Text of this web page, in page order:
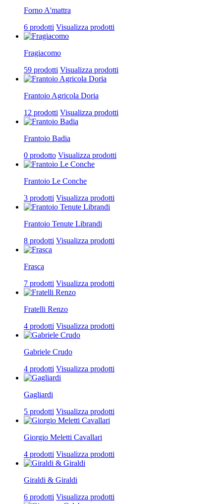
Forno A'mattra
6 prodotti Visualizza prodotti
Fragiacomo
59 prodotti Visualizza prodotti
Frantoio Agricola Doria
12 prodotti Visualizza prodotti
Frantoio Badia
0 prodotto Visualizza prodotti
Frantoio Le Conche
3 prodotti Visualizza prodotti
Frantoio Tenute Librandi
8 prodotti Visualizza prodotti
Frasca
7 prodotti Visualizza prodotti
Fratelli Renzo
4 prodotti Visualizza prodotti
Gabriele Crudo
4 prodotti Visualizza prodotti
Gagliardi
5 prodotti Visualizza prodotti
Giorgio Meletti Cavallari
4 prodotti Visualizza prodotti
Giraldi & Giraldi
6 prodotti Visualizza prodotti